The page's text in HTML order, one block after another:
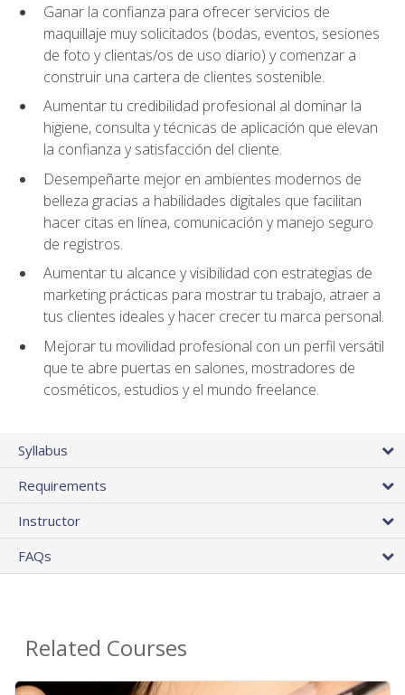
Ganar la confianza para ofrecer servicios de
maquillaje muy solicitados (bodas, eventos, sesiones
de foto y clientas/os de uso diario) y comenzar a
construir una cartera de clientes sostenible.
Aumentar tu credibilidad profesional al dominar la
higiene, consulta y técnicas de aplicación que elevan
la confianza y satisfacción del cliente.
Desempeñarte mejor en ambientes modernos de
belleza gracias a habilidades digitales que facilitan
hacer citas en línea, comunicación y manejo seguro
de registros.
Aumentar tu alcance y visibilidad con estrategias de
marketing prácticas para mostrar tu trabajo, atraer a
tus clientes ideales y hacer crecer tu marca personal.
Mejorar tu movilidad profesional con un perfil versátil
que te abre puertas en salones, mostradores de
cosméticos, estudios y el mundo freelance.
Syllabus
Requirements
Instructor
FAQs
Related Courses